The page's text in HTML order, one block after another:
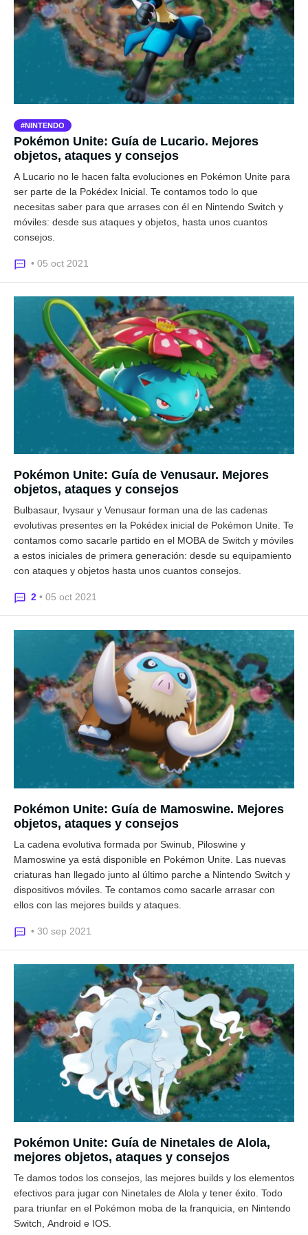
NINTENDO
Pokémon Unite: Guía de Lucario. Mejores
objetos, ataques y consejos
A Lucario no le hacen falta evoluciones en Pokémon Unite para
ser parte de la Pokédex Inicial. Te contamos todo lo que
necesitas saber para que arrases con él en Nintendo Switch y
móviles: desde sus ataques y objetos, hasta unos cuantos
consejos.
• 05 oct 2021
Pokémon Unite: Guía de Venusaur. Mejores
objetos, ataques y consejos
Bulbasaur, Ivysaur y Venusaur forman una de las cadenas
evolutivas presentes en la Pokédex inicial de Pokémon Unite. Te
contamos como sacarle partido en el MOBA de Switch y móviles
a estos iniciales de primera generación: desde su equipamiento
con ataques y objetos hasta unos cuantos consejos.
2 • 05 oct 2021
Pokémon Unite: Guía de Mamoswine. Mejores
objetos, ataques y consejos
La cadena evolutiva formada por Swinub, Piloswine y
Mamoswine ya está disponible en Pokémon Unite. Las nuevas
criaturas han llegado junto al último parche a Nintendo Switch y
dispositivos móviles. Te contamos como sacarle arrasar con
ellos con las mejores builds y ataques.
• 30 sep 2021
Pokémon Unite: Guía de Ninetales de Alola,
mejores objetos, ataques y consejos
Te damos todos los consejos, las mejores builds y los elementos
efectivos para jugar con Ninetales de Alola y tener éxito. Todo
para triunfar en el Pokémon moba de la franquicia, en Nintendo
Switch, Android e IOS.